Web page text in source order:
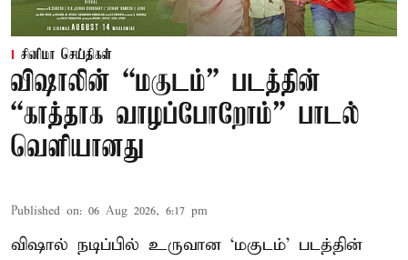
சினிமா செய்திகள்
விஷாலின் “மகுடம்” படத்தின்
“காத்தாக வாழப்போறோம்” பாடல்
வெளியானது
Published on: 06 Aug 2026, 6:17 pm
விஷால் நடிப்பில் உருவான ‘மகுடம்’ படத்தின்